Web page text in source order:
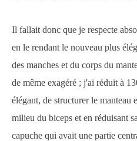
Il fallait donc que je respecte
en le rendant le nouveau plus
des manches et du corps du
de même exagéré ; j'ai réduit à
élégant, de structurer le manteau
milieu du biceps et en réduisant
capuche qui avait une partie